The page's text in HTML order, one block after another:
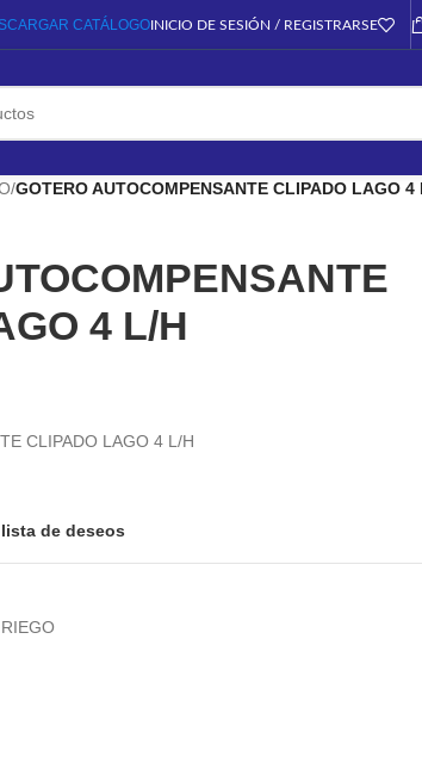
CATÁLOGOINICIO DE SESIÓN / REGISTRARSE
/GOTERO AUTOCOMPENSANTE CLIPADO LAGO 4
4 L/H
CLIPADO LAGO 4 L/H
de deseos